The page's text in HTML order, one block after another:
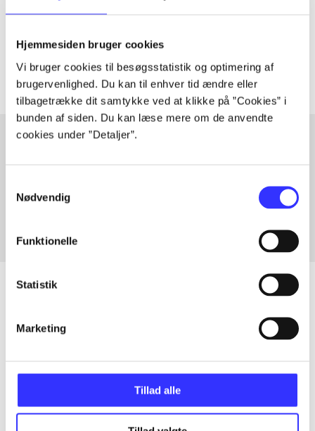
Hjemmesiden bruger cookies
Vi bruger cookies til besøgsstatistik og optimering af
brugervenlighed. Du kan til enhver tid ændre eller
tilbagetrække dit samtykke ved at klikke på ”Cookies” i
bunden af siden. Du kan læse mere om de anvendte
cookies under ”Detaljer”.
Nødvendig
Funktionelle
Statistik
Marketing
Tillad alle
Artiklerne ihandler ofte om
Fra
Artikler